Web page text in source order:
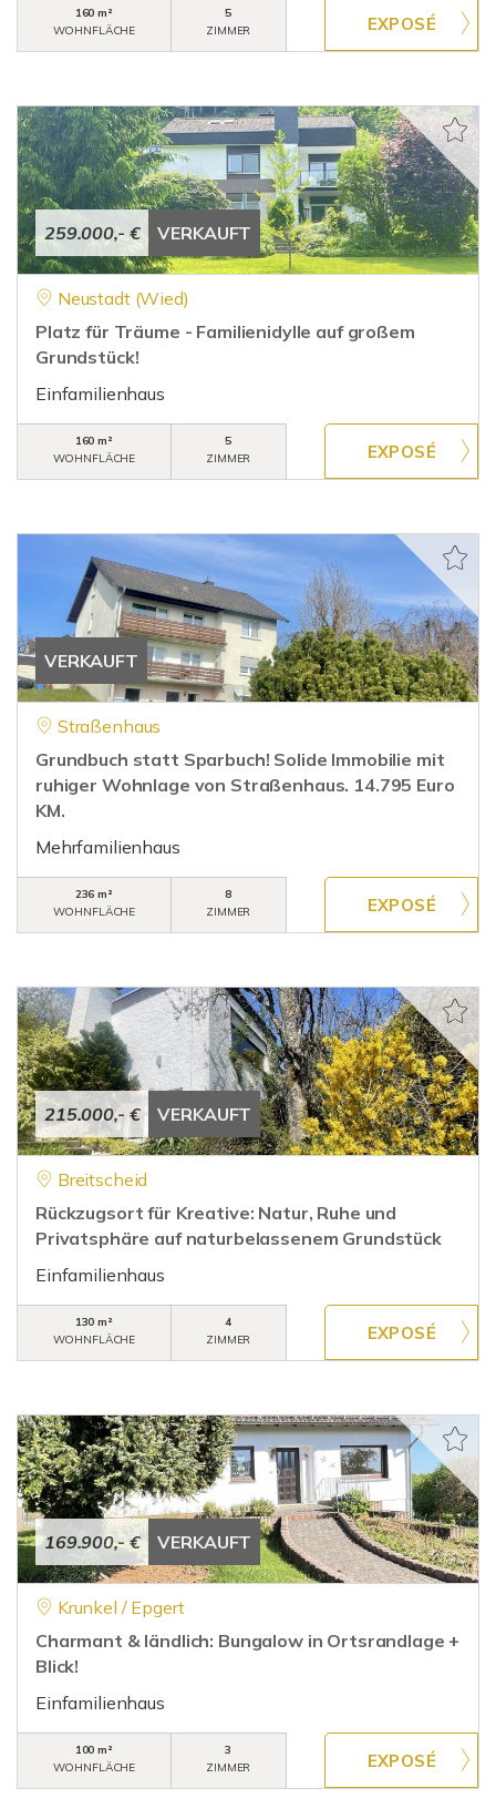
160 m²
WOHNFLÄCHE
5
ZIMMER
259.000,- € VERKAUFT
Neustadt (Wied)
Platz für Träume - Familienidylle auf großem
Grundstück!
Einfamilienhaus
160 m²
WOHNFLÄCHE
5
ZIMMER
VERKAUFT
Straßenhaus
Grundbuch statt Sparbuch! Solide Immobilie mit
ruhiger Wohnlage von Straßenhaus. 14.795 Euro
KM.
Mehrfamilienhaus
236 m²
WOHNFLÄCHE
8
ZIMMER
215.000,- € VERKAUFT
Breitscheid
Rückzugsort für Kreative: Natur, Ruhe und
Privatsphäre auf naturbelassenem Grundstück
Einfamilienhaus
130 m²
WOHNFLÄCHE
4
ZIMMER
169.900,- € VERKAUFT
Krunkel / Epgert
Charmant & ländlich: Bungalow in Ortsrandlage +
Blick!
Einfamilienhaus
100 m²
WOHNFLÄCHE
3
ZIMMER